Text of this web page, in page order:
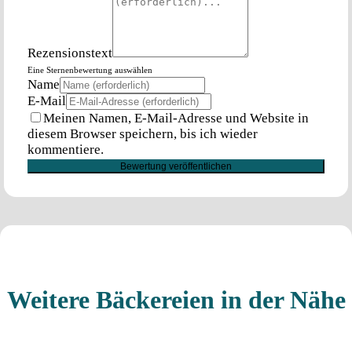
Rezensionstext
Eine Sternenbewertung auswählen
Name
E-Mail
Meinen Namen, E-Mail-Adresse und Website in
diesem Browser speichern, bis ich wieder
kommentiere.
Weitere Bäckereien in der Nähe